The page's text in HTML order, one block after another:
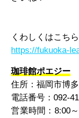
くわしくはこち
https://fukuoka-
珈琲館ポエジー
住所：福岡市博
電話番号：092-
営業時間：8:00